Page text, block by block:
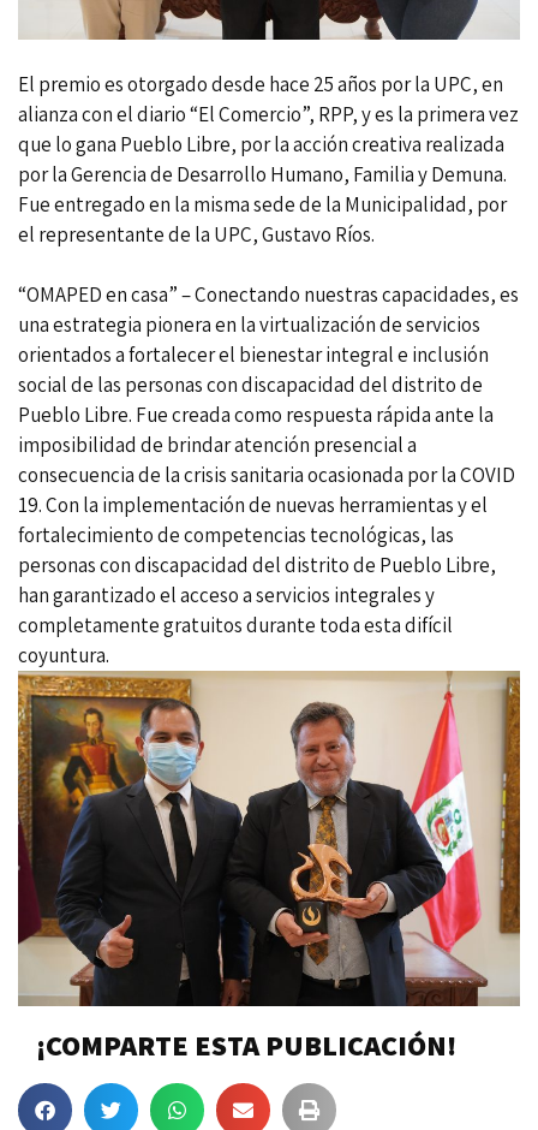
El premio es otorgado desde hace 25 años por la UPC, en
alianza con el diario “El Comercio”, RPP, y es la primera vez
que lo gana Pueblo Libre, por la acción creativa realizada
por la Gerencia de Desarrollo Humano, Familia y Demuna.
Fue entregado en la misma sede de la Municipalidad, por
el representante de la UPC, Gustavo Ríos.
“OMAPED en casa” – Conectando nuestras capacidades, es
una estrategia pionera en la virtualización de servicios
orientados a fortalecer el bienestar integral e inclusión
social de las personas con discapacidad del distrito de
Pueblo Libre. Fue creada como respuesta rápida ante la
imposibilidad de brindar atención presencial a
consecuencia de la crisis sanitaria ocasionada por la COVID
19. Con la implementación de nuevas herramientas y el
fortalecimiento de competencias tecnológicas, las
personas con discapacidad del distrito de Pueblo Libre,
han garantizado el acceso a servicios integrales y
completamente gratuitos durante toda esta difícil
coyuntura.
¡COMPARTE ESTA PUBLICACIÓN!